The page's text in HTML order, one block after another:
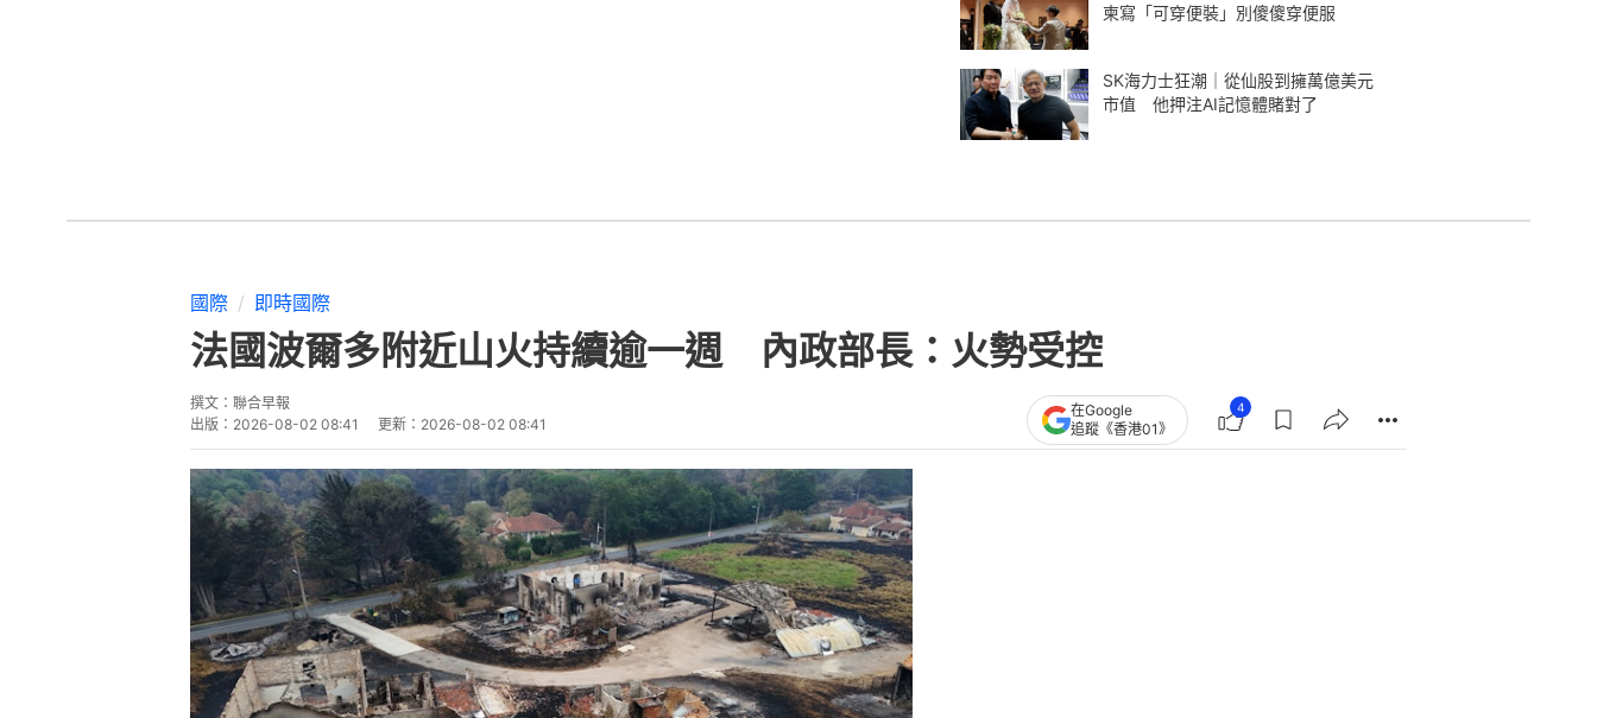
柬寫「可穿便裝」別傻傻穿便服
SK海力士狂潮｜從仙股到擁萬億美元
市值 他押注AI記憶體賭對了
國際 即時國際
法國波爾多附近山火持續逾一週 內政部長：火勢受控
撰文： 聯合早報
出版： 2026-08-02 08:41 更新： 2026-08-02 08:41
在Google
追蹤《香港01》
4